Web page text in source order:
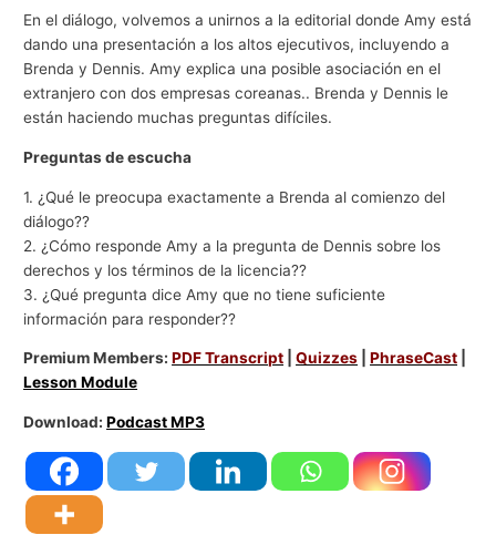
En el diálogo, volvemos a unirnos a la editorial donde Amy está
dando una presentación a los altos ejecutivos, incluyendo a
Brenda y Dennis. Amy explica una posible asociación en el
extranjero con dos empresas coreanas.. Brenda y Dennis le
están haciendo muchas preguntas difíciles.
Preguntas de escucha
1. ¿Qué le preocupa exactamente a Brenda al comienzo del
diálogo??
2. ¿Cómo responde Amy a la pregunta de Dennis sobre los
derechos y los términos de la licencia??
3. ¿Qué pregunta dice Amy que no tiene suficiente
información para responder??
Premium Members:PDF Transcript |Quizzes |PhraseCast
Lesson Module
Download:Podcast MP3